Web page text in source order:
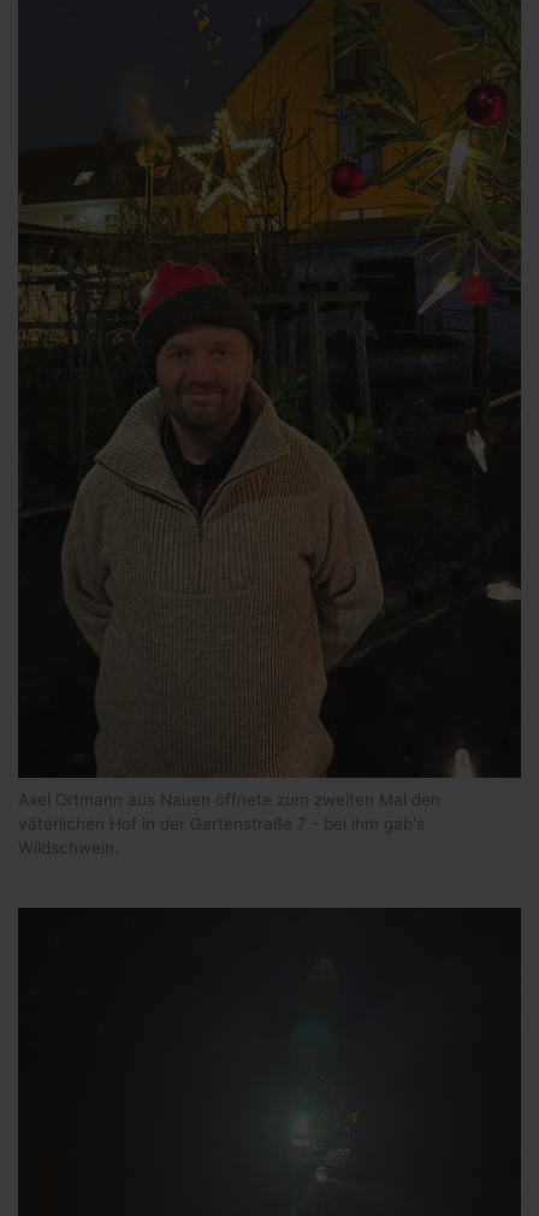
Axel Ortmann aus Nauen öffnete zum zweiten Mal den
väterlichen Hof in der Gartenstraße 7 - bei ihm gab's
Wildschwein.